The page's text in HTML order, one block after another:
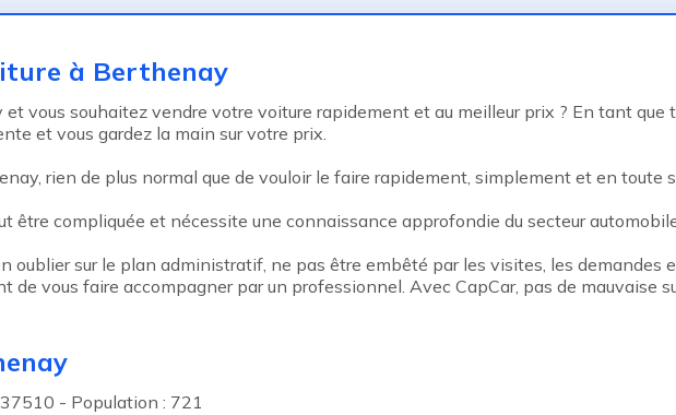
à Berthenay
vous souhaitez vendre votre voiture rapidement et au meilleur prix ? En tant que
et vous gardez la main sur votre prix.
rien de plus normal que de vouloir le faire rapidement, simplement et en toute
être compliquée et nécessite une connaissance approfondie du secteur
oublier sur le plan administratif, ne pas être embêté par les visites, les
de vous faire accompagner par un professionnel. Avec CapCar, pas de mauvaise
- Population : 721